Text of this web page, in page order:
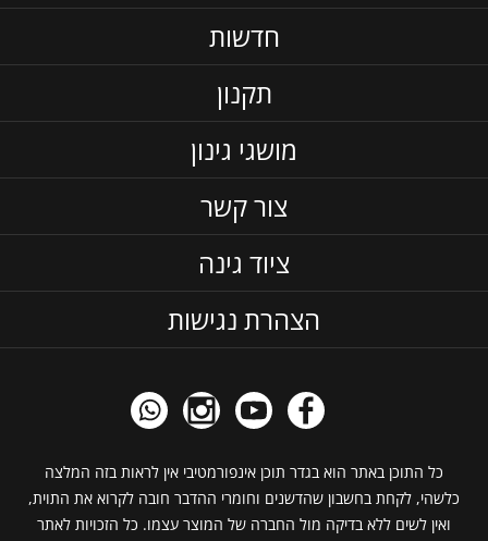
חדשות
תקנון
מושגי גינון
צור קשר
ציוד גינה
הצהרת נגישות
כל התוכן באתר הוא בגדר תוכן אינפורמטיבי אין לראות בזה המלצה
כלשהי, לקחת בחשבון שהדשנים וחומרי ההדבר חובה לקרוא את התוית,
ואין לשים ללא בדיקה מול החברה של המוצר עצמו. כל הזכויות לאתר